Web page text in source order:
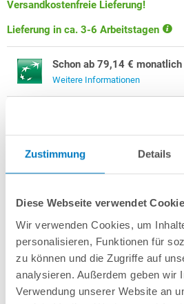
Zustimmung Details
Diese Webseite verwendet
Wir verwenden Cookies, um
personalisieren, Funktionen für
zu können und die Zugriffe auf
analysieren. Außerdem geben wir
Verwendung unserer Website an
Versandkostenfreie Lieferung!
Lieferung in ca. 3-6 Arbeitstagen
Schon ab 79,14 € monatlich
Weitere Informationen
RundbeckenPOOLSANAHQ-Made in
blauer PVC-Poolfolie 0,8 mm mit
Kunststoff.
Als PLUS-Setinkl.:
Unterlegvlies 300 g/m²
Einbauskimmer und Einlaufdüse